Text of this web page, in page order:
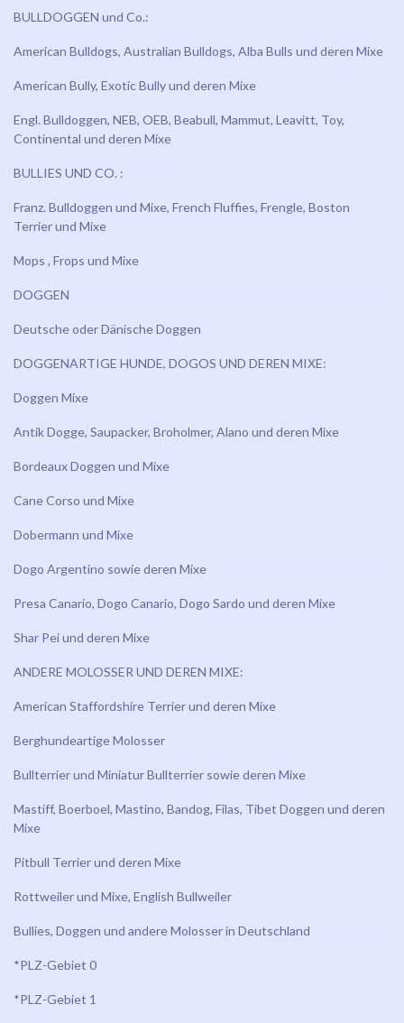
BULLDOGGEN und Co.:
American Bulldogs, Australian Bulldogs, Alba Bulls und deren Mixe
American Bully, Exotic Bully und deren Mixe
Engl. Bulldoggen, NEB, OEB, Beabull, Mammut, Leavitt, Toy,
Continental und deren Mixe
BULLIES UND CO. :
Franz. Bulldoggen und Mixe, French Fluffies, Frengle, Boston
Terrier und Mixe
Mops , Frops und Mixe
DOGGEN
Deutsche oder Dänische Doggen
DOGGENARTIGE HUNDE, DOGOS UND DEREN MIXE:
Doggen Mixe
Antik Dogge, Saupacker, Broholmer, Alano und deren Mixe
Bordeaux Doggen und Mixe
Cane Corso und Mixe
Dobermann und Mixe
Dogo Argentino sowie deren Mixe
Presa Canario, Dogo Canario, Dogo Sardo und deren Mixe
Shar Pei und deren Mixe
ANDERE MOLOSSER UND DEREN MIXE:
American Staffordshire Terrier und deren Mixe
Berghundeartige Molosser
Bullterrier und Miniatur Bullterrier sowie deren Mixe
Mastiff, Boerboel, Mastino, Bandog, Filas, Tibet Doggen und deren
Mixe
Pitbull Terrier und deren Mixe
Rottweiler und Mixe, English Bullweiler
Bullies, Doggen und andere Molosser in Deutschland
*PLZ-Gebiet 0
*PLZ-Gebiet 1